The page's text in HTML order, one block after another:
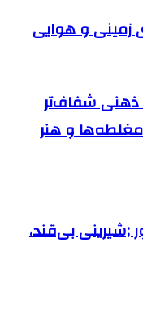
زمینی و هوایی
ذهنی شفاف‌تر
مغلطه‌ها و هنر
;شیرینی بی‌قند،